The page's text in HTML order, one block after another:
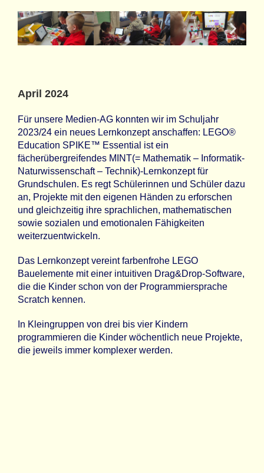
April 2024
Für unsere Medien-AG konnten wir im Schuljahr
2023/24 ein neues Lernkonzept anschaffen: LEGO®
Education SPIKE™ Essential ist ein
fächerübergreifendes MINT(= Mathematik – Informatik-
Naturwissenschaft – Technik)-Lernkonzept für
Grundschulen. Es regt Schülerinnen und Schüler dazu
an, Projekte mit den eigenen Händen zu erforschen
und gleichzeitig ihre sprachlichen, mathematischen
sowie sozialen und emotionalen Fähigkeiten
weiterzuentwickeln.
Das Lernkonzept vereint farbenfrohe LEGO
Bauelemente mit einer intuitiven Drag&Drop-Software,
die die Kinder schon von der Programmiersprache
Scratch kennen.
In Kleingruppen von drei bis vier Kindern
programmieren die Kinder wöchentlich neue Projekte,
die jeweils immer komplexer werden.